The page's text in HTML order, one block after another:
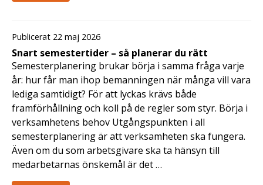
Publicerat 22 maj 2026
Snart semestertider – så planerar du rätt
Semesterplanering brukar börja i samma fråga varje
år: hur får man ihop bemanningen när många vill vara
lediga samtidigt? För att lyckas krävs både
framförhållning och koll på de regler som styr. Börja i
verksamhetens behov Utgångspunkten i all
semesterplanering är att verksamheten ska fungera.
Även om du som arbetsgivare ska ta hänsyn till
medarbetarnas önskemål är det …